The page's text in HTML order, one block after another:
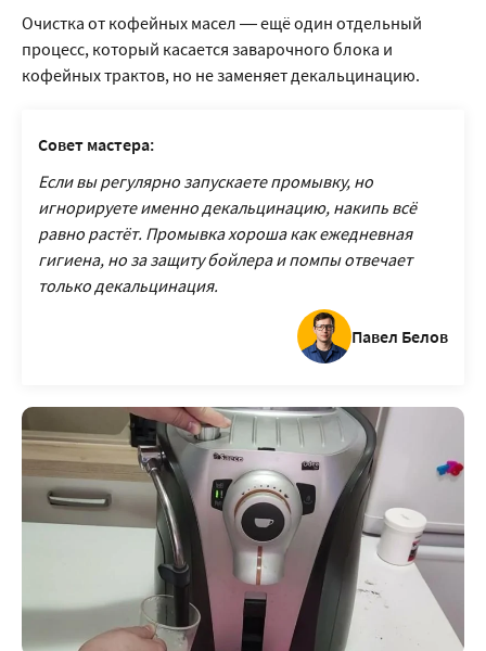
Очистка от кофейных масел — ещё один отдельный
процесс, который касается заварочного блока и
кофейных трактов, но не заменяет декальцинацию.
Совет мастера:
Если вы регулярно запускаете промывку, но
игнорируете именно декальцинацию, накипь всё
равно растёт. Промывка хороша как ежедневная
гигиена, но за защиту бойлера и помпы отвечает
только декальцинация.
Павел Белов